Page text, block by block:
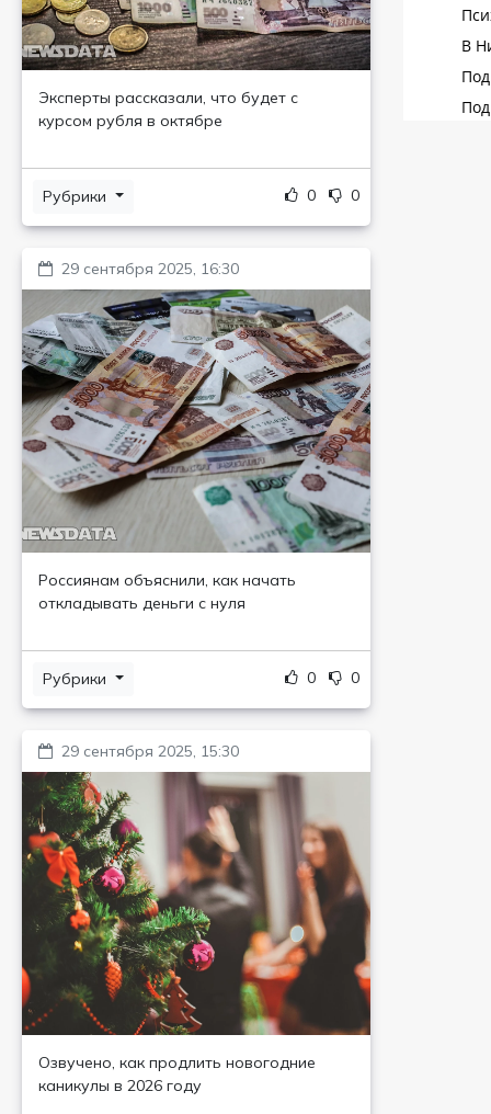
Эксперты рассказали, что будет с
курсом рубля в октябре
Рубрики 0 0
29 сентября 2025, 16:30
Россиянам объяснили, как начать
откладывать деньги с нуля
Рубрики 0 0
29 сентября 2025, 15:30
Озвучено, как продлить новогодние
каникулы в 2026 году